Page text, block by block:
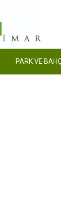
PARK VE